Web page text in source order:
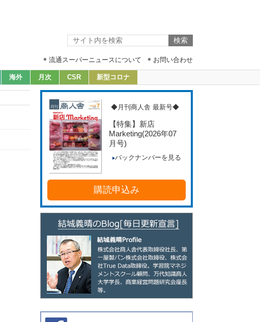
流通スーパーニュースについて お問い合わせ
海外 月次 CSR 新型コロナ
◆月刊商人舎 最新号◆
【特集】新店
Marketing(2026年07
月号)
バックナンバーを見る
購読申込み